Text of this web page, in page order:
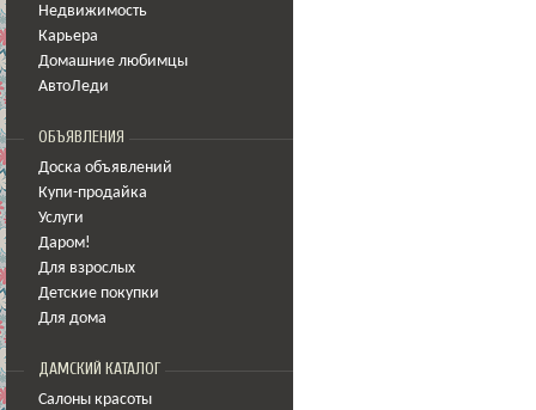
Недвижимость
Карьера
Домашние любимцы
АвтоЛеди
ОБЪЯВЛЕНИЯ
Доска объявлений
Купи-продайка
Услуги
Даром!
Для взрослых
Детские покупки
Для дома
ДАМСКИЙ КАТАЛОГ
Салоны красоты